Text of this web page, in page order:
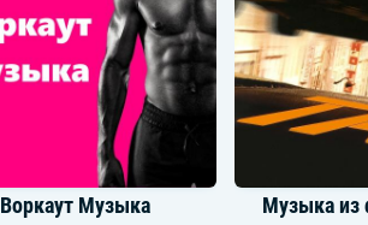
Dndm
Воркаут Музыка Музыка из